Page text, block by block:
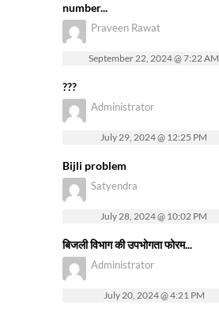
number...
Praveen Rawat
September 22, 2024 @ 7:22 AM
???
Administrator
July 29, 2024 @ 12:25 PM
Bijli problem
Satyendra
July 28, 2024 @ 10:02 PM
बिजली विभाग की उपभोगता फोरम...
Administrator
July 20, 2024 @ 4:21 PM